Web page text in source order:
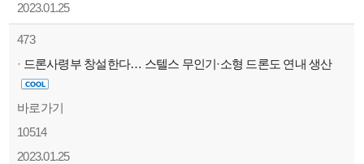
2023.01.25
473
· 드론사령부 창설한다… 스텔스 무인기·소형 드론도 연내 생산
바로가기
10514
2023.01.25